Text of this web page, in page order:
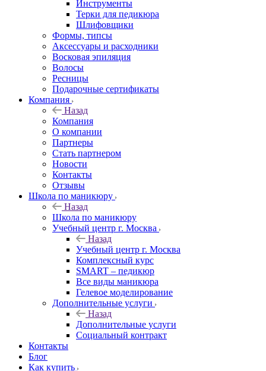
Инструменты
Терки для педикюра
Шлифовщики
Формы, типсы
Аксессуары и расходники
Восковая эпиляция
Волосы
Ресницы
Подарочные сертификаты
Компания
Назад
Компания
О компании
Партнеры
Стать партнером
Новости
Контакты
Отзывы
Школа по маникюру
Назад
Школа по маникюру
Учебный центр г. Москва
Назад
Учебный центр г. Москва
Комплексный курс
SMART – педикюр
Все виды маникюра
Гелевое моделирование
Дополнительные услуги
Назад
Дополнительные услуги
Социальный контракт
Контакты
Блог
Как купить